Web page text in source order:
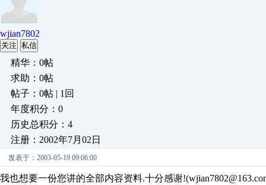
wjian7802
关注 私信
精华：0帖
求助：0帖
帖子：0帖 | 1回
年度积分：0
历史总积分：4
注册：2002年7月02日
发表于：2003-05-19 09:06:00
我也想要一份您讲的全部内容资料.十分感谢